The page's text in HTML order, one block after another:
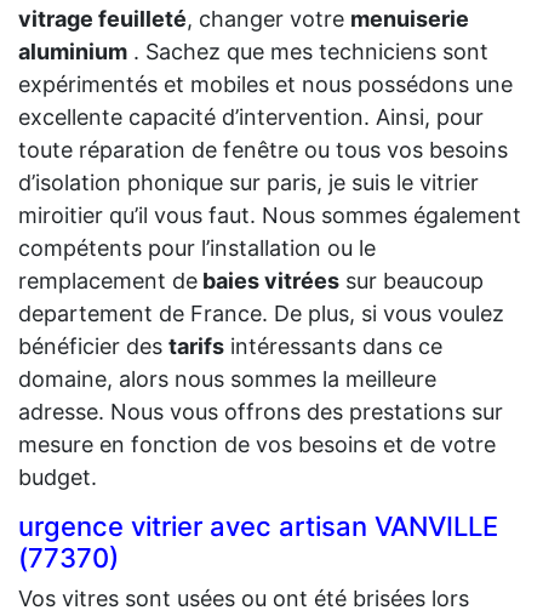
vitrage feuilleté, changer votre menuiserie
aluminium . Sachez que mes techniciens sont
expérimentés et mobiles et nous possédons une
excellente capacité d’intervention. Ainsi, pour
toute réparation de fenêtre ou tous vos besoins
d’isolation phonique sur paris, je suis le vitrier
miroitier qu’il vous faut. Nous sommes également
compétents pour l’installation ou le
remplacement de baies vitrées sur beaucoup
departement de France. De plus, si vous voulez
bénéficier des tarifs intéressants dans ce
domaine, alors nous sommes la meilleure
adresse. Nous vous offrons des prestations sur
mesure en fonction de vos besoins et de votre
budget.
urgence vitrier avec artisan VANVILLE
(77370)
Vos vitres sont usées ou ont été brisées lors